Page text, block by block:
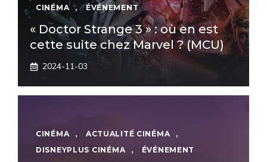
CINÉMA
, ÉVÉNEMENT
« Doctor Strange 3 » : où en est
cette suite chez Marvel ? (MCU)
2024-11-03
CINÉMA , ACTUALITÉ CINÉMA
,
DISNEYPLUS CINÉMA
, ÉVÉNEMENT